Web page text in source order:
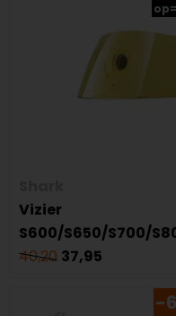
Vizier
S600/S650/S700/
40,20 37,95
-